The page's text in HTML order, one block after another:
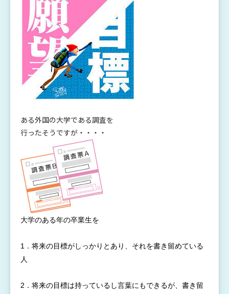
ある外国の大学である調査を
行ったそうですが・・・・
大学のある年の卒業生を
1．将来の目標がしっかり とあり、 それを書き留めている
人
2．将来の目標は持っているし言葉にもでき るが、書き留